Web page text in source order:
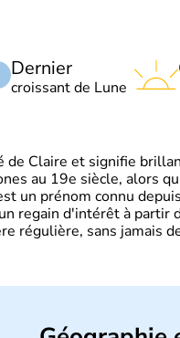
Dernier
croissant de Lune
de Claire et signifie
au 19e siècle, alors
un prénom connu
regain d'intérêt à partir
régulière, sans jamais